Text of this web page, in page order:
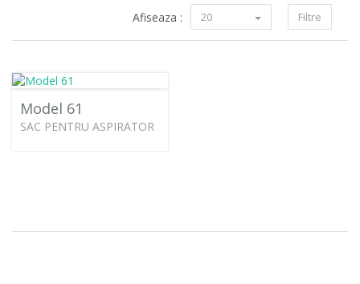
Filtre
Afiseaza : 20
Model 61
SAC PENTRU ASPIRATOR